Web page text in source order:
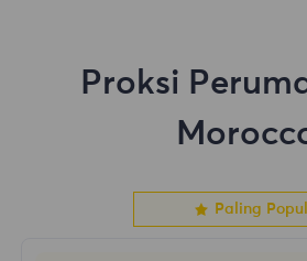
Proksi
Paling